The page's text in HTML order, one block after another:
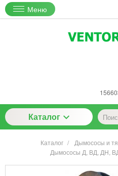
Меню
Каталог
Каталог
Дымососы и
Дымососы Д, ВД, ДН,